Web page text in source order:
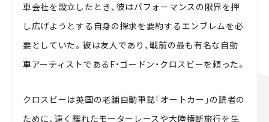
車会社を設立したとき、彼はパフォーマンスの限界を押
し広げようとする自身の探求を要約するエンブレムを必
要としていた。彼は友人であり、戦前の最も有名な自動
車アーティストであるF・ゴードン・クロスビーを頼った。
クロスビーは英国の老舗自動車誌「オートカー」の読者の
ために、遠く離れたモーターレースや大陸横断旅行を生